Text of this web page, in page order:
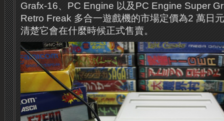
Grafx-16、PC Engine 以及PC Engine Super
Retro Freak 多合一遊戲機的市場定價為2 萬日
清楚它會在什麼時候正式售賣。